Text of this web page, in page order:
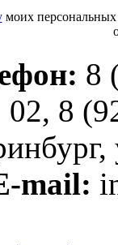
моих
8
02, 8
mail: